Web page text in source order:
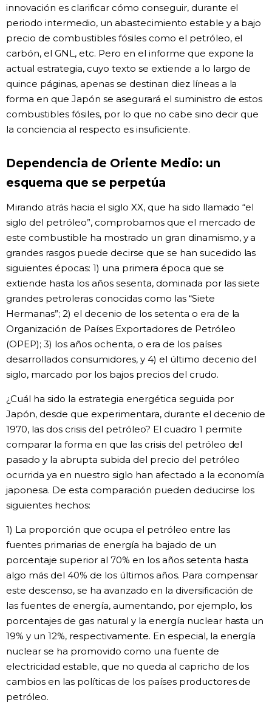
innovación es clarificar cómo conseguir, durante el
periodo intermedio, un abastecimiento estable y a bajo
precio de combustibles fósiles como el petróleo, el
carbón, el GNL, etc. Pero en el informe que expone la
actual estrategia, cuyo texto se extiende a lo largo de
quince páginas, apenas se destinan diez líneas a la
forma en que Japón se asegurará el suministro de estos
combustibles fósiles, por lo que no cabe sino decir que
la conciencia al respecto es insuficiente.
Dependencia de Oriente Medio: un
esquema que se perpetúa
Mirando atrás hacia el siglo XX, que ha sido llamado “el
siglo del petróleo”, comprobamos que el mercado de
este combustible ha mostrado un gran dinamismo, y a
grandes rasgos puede decirse que se han sucedido las
siguientes épocas: 1) una primera época que se
extiende hasta los años sesenta, dominada por las siete
grandes petroleras conocidas como las “Siete
Hermanas”; 2) el decenio de los setenta o era de la
Organización de Países Exportadores de Petróleo
(OPEP); 3) los años ochenta, o era de los países
desarrollados consumidores, y 4) el último decenio del
siglo, marcado por los bajos precios del crudo.
¿Cuál ha sido la estrategia energética seguida por
Japón, desde que experimentara, durante el decenio de
1970, las dos crisis del petróleo? El cuadro 1 permite
comparar la forma en que las crisis del petróleo del
pasado y la abrupta subida del precio del petróleo
ocurrida ya en nuestro siglo han afectado a la economía
japonesa. De esta comparación pueden deducirse los
siguientes hechos:
1) La proporción que ocupa el petróleo entre las
fuentes primarias de energía ha bajado de un
porcentaje superior al 70% en los años setenta hasta
algo más del 40% de los últimos años. Para compensar
este descenso, se ha avanzado en la diversificación de
las fuentes de energía, aumentando, por ejemplo, los
porcentajes de gas natural y la energía nuclear hasta un
19% y un 12%, respectivamente. En especial, la energía
nuclear se ha promovido como una fuente de
electricidad estable, que no queda al capricho de los
cambios en las políticas de los países productores de
petróleo.